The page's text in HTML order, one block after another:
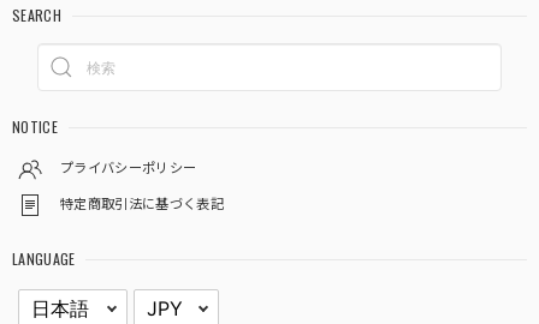
SEARCH
NOTICE
プライバシーポリシー
特定商取引法に基づく表記
LANGUAGE